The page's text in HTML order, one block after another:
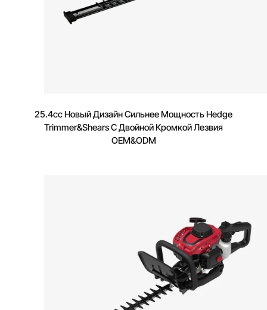
25.4cc Новый Дизайн Сильнее Мощность Hedge
Trimmer&Shears С Двойной Кромкой Лезвия
OEM&ODM